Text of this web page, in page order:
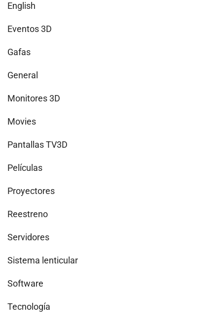
English
Eventos 3D
Gafas
General
Monitores 3D
Movies
Pantallas TV3D
Películas
Proyectores
Reestreno
Servidores
Sistema lenticular
Software
Tecnología